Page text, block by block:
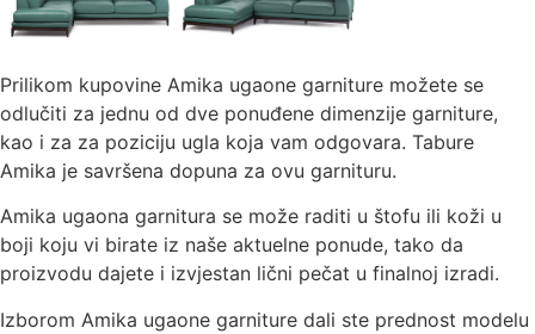
Prilikom kupovine Amika ugaone garniture možete se
odlučiti za jednu od dve ponuđene dimenzije garniture,
kao i za za poziciju ugla koja vam odgovara. Tabure
Amika je savršena dopuna za ovu garnituru.
Amika ugaona garnitura se može raditi u štofu ili koži u
boji koju vi birate iz naše aktuelne ponude, tako da
proizvodu dajete i izvjestan lični pečat u finalnoj izradi.
Izborom Amika ugaone garniture dali ste prednost modelu